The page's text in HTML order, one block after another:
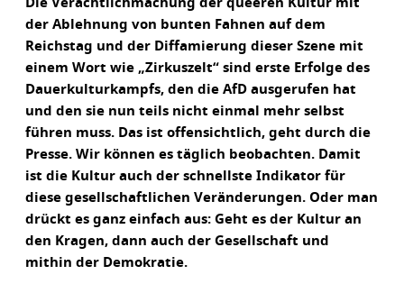
Die Verächtlichmachung der queeren Kultur mit
der Ablehnung von bunten Fahnen auf dem
Reichstag und der Diffamierung dieser Szene mit
einem Wort wie „Zirkuszelt“ sind erste Erfolge des
Dauerkulturkampfs, den die AfD ausgerufen hat
und den sie nun teils nicht einmal mehr selbst
führen muss. Das ist offensichtlich, geht durch die
Presse. Wir können es täglich beobachten. Damit
ist die Kultur auch der schnellste Indikator für
diese gesellschaftlichen Veränderungen. Oder man
drückt es ganz einfach aus: Geht es der Kultur an
den Kragen, dann auch der Gesellschaft und
mithin der Demokratie.